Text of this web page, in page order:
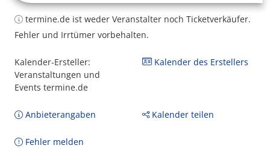
termine.de ist weder Veranstalter noch Ticketverkäufer.
Fehler und Irrtümer vorbehalten.
Kalender-Ersteller:
Veranstaltungen und
Events termine.de
Kalender des Erstellers
Anbieterangaben Kalender teilen
Fehler melden